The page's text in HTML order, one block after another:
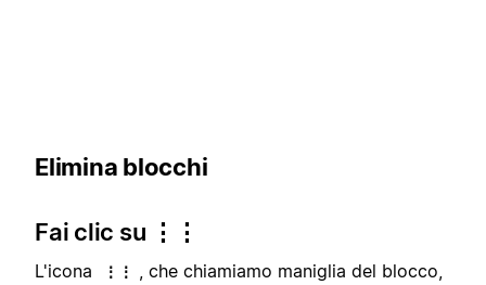
Elimina blocchi
Fai clic su ⋮⋮
L'icona ⋮⋮
, che chiamiamo maniglia del blocco,